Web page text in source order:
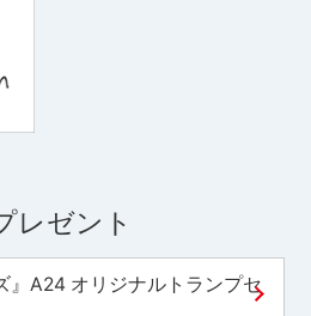
レゼント
』A24 オリジナルトランプセ